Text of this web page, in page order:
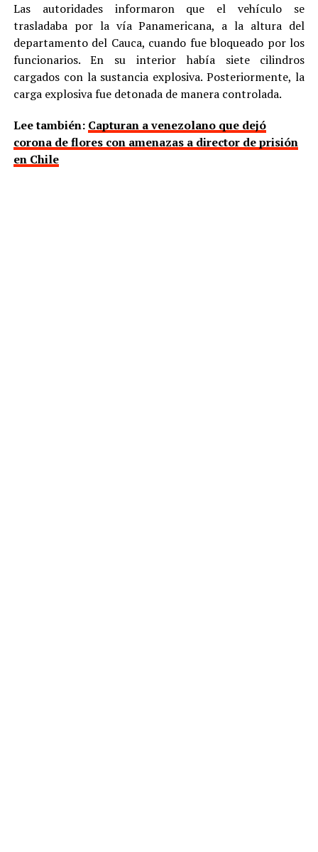
Las autoridades informaron que el vehículo se
trasladaba por la vía Panamericana, a la altura del
departamento del Cauca, cuando fue bloqueado por los
funcionarios. En su interior había siete cilindros
cargados con la sustancia explosiva. Posteriormente, la
carga explosiva fue detonada de manera controlada.
Lee también: Capturan a venezolano que dejó
corona de flores con amenazas a director de prisión
en Chile